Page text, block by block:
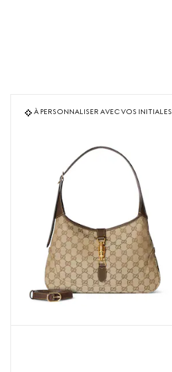
À PERSONNALISER AVEC VOS INITIALES